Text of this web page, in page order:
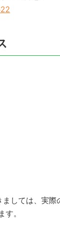
しては、実際
す。